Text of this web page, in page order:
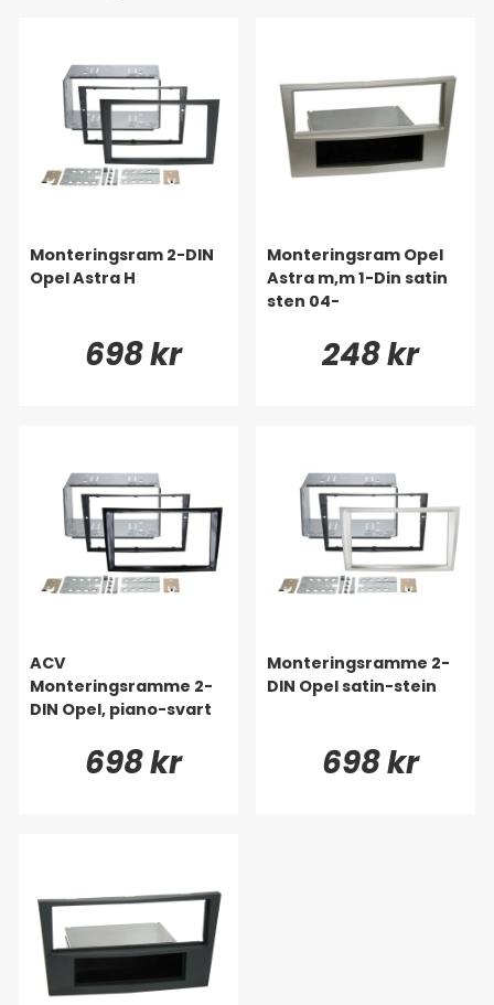
Monteringsram 2-DIN
Opel Astra H
698 kr
Monteringsram Opel
Astra m,m 1-Din satin
sten 04-
248 kr
ACV
Monteringsramme 2-
DIN Opel, piano-svart
698 kr
Monteringsramme 2-
DIN Opel satin-stein
698 kr